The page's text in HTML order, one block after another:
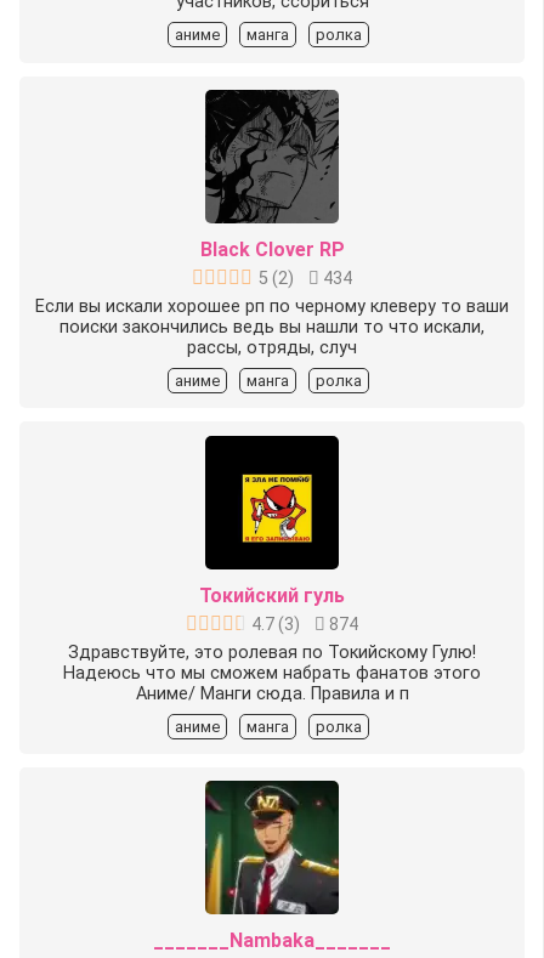
аниме манга ролка
Black Clover RP
5 (2)
434
Если вы искали хорошее рп по черному клеверу то ваши
поиски закончились ведь вы нашли то что искали,
рассы, отряды, случ
аниме манга ролка
Токийский гуль
4.7(3)
874
Здравствуйте, это ролевая по Токийскому Гулю!
Надеюсь что мы сможем набрать фанатов этого
Аниме/ Манги сюда. Правила и п
аниме манга ролка
_______Nambaka_______